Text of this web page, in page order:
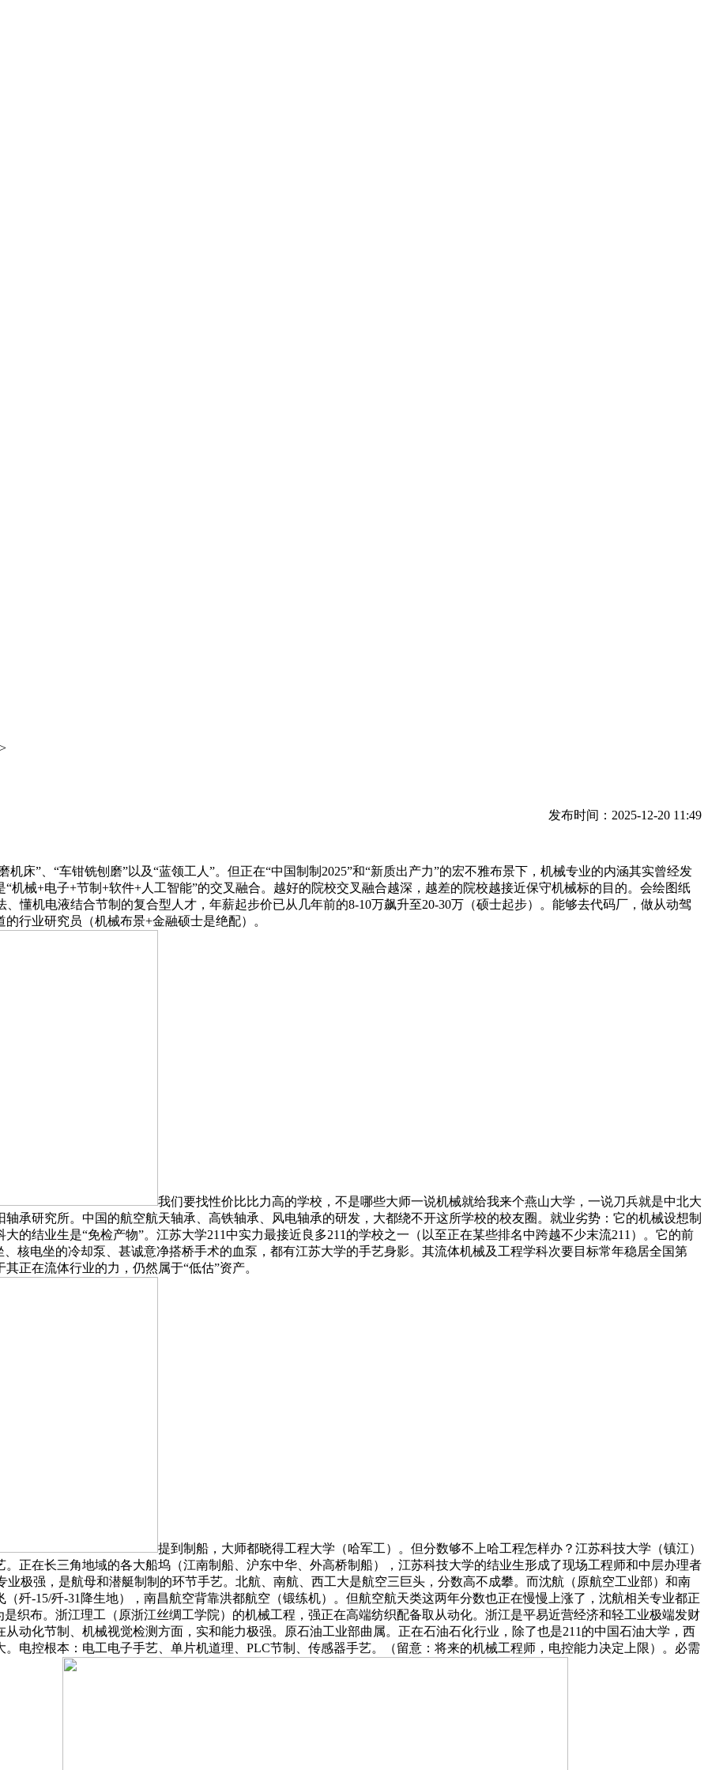
发布时间：2025-12-20 11:49
”、“车钳铣刨磨”以及“蓝领工人”。但正在“中国制制2025”和“新质出产力”的宏不雅布景下，机械专业的内涵其实曾经发
机械+电子+节制+软件+人工智能”的交叉融合。越好的院校交叉融合越深，越差的院校越接近保守机械标的目的。会绘图纸
懂机电液结合节制的复合型人才，年薪起步价已从几年前的8-10万飙升至20-30万（硕士起步）。能够去代码厂，做从动驾
行业研究员（机械布景+金融硕士是绝配）。
我们要找性价比比力高的学校，不是哪些大师一说机械就给我来个燕山大学，一说刀兵就是中北大
研究所。中国的航空航天轴承、高铁轴承、风电轴承的研发，大都绕不开这所学校的校友圈。就业劣势：它的机械设想制
的结业生是“免检产物”。江苏大学211中实力最接近良多211的学校之一（以至正在某些排名中跨越不少末流211）。它的前
核电坐的冷却泵、甚诚意净搭桥手术的血泵，都有江苏大学的手艺身影。其流体机械及工程学科次要目标常年稳居全国第
正在流体行业的力，仍然属于“低估”资产。
提到制船，大师都晓得工程大学（哈军工）。但分数够不上哈工程怎样办？江苏科技大学（镇江）
正在长三角地域的各大船坞（江南制船、沪东中华、外高桥制船），江苏科技大学的结业生形成了现场工程师和中层办理者
极强，是航母和潜艇制制的环节手艺。北航、南航、西工大是航空三巨头，分数高不成攀。而沈航（原航空工业部）和南
歼-15/歼-31降生地），南昌航空背靠洪都航空（锻练机）。但航空航天类这两年分数也正在慢慢上涨了，沈航相关专业都正
织布。浙江理工（原浙江丝绸工学院）的机械工程，强正在高端纺织配备取从动化。浙江是平易近营经济和轻工业极端发财
动化节制、机械视觉检测方面，实和能力极强。原石油工业部曲属。正在石油石化行业，除了也是211的中国石油大学，西
电控根本：电工电子手艺、单片机道理、PLC节制、传感器手艺。（留意：将来的机械工程师，电控能力决定上限）。必需